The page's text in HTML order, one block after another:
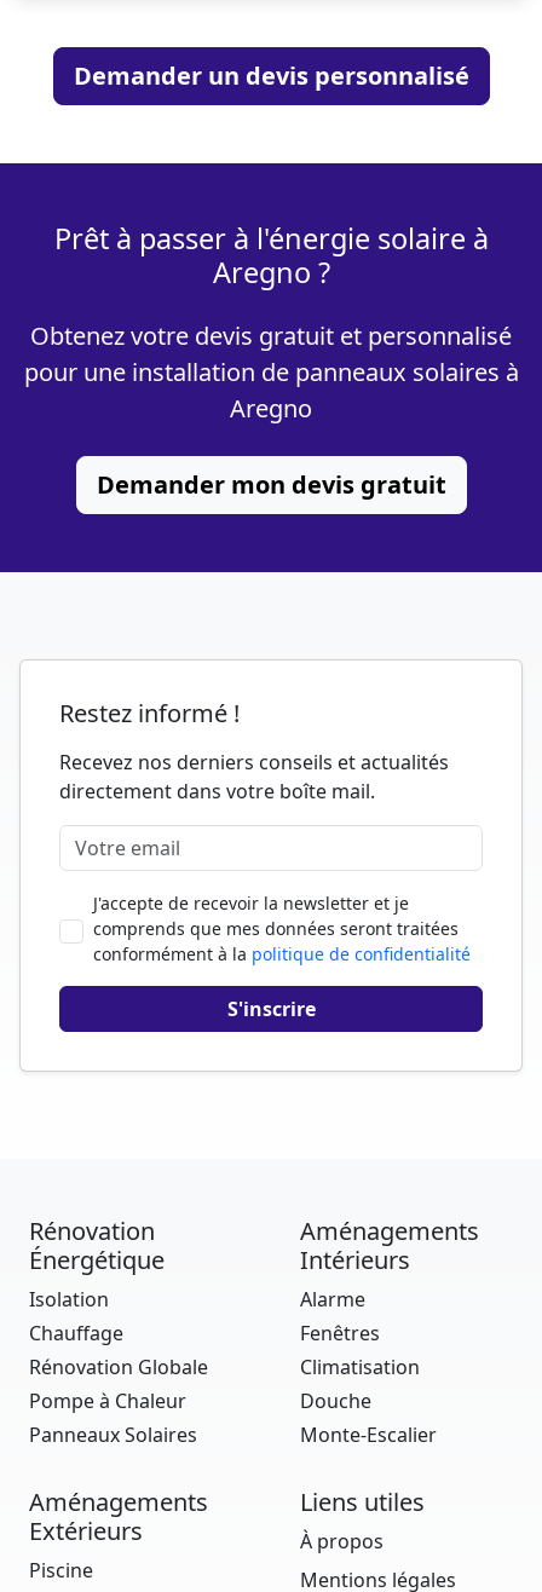
Demander un devis personnalisé
Prêt à passer à l'énergie solaire à
Aregno ?
Obtenez votre devis gratuit et personnalisé
pour une installation de panneaux solaires à
Aregno
Demander mon devis gratuit
Restez informé !
Recevez nos derniers conseils et actualités
directement dans votre boîte mail.
J'accepte de recevoir la newsletter et je
comprends que mes données seront traitées
conformément à la politique de confidentialité
Rénovation
Énergétique
Isolation
Chauffage
Rénovation Globale
Pompe à Chaleur
Panneaux Solaires
Aménagements
Intérieurs
Alarme
Fenêtres
Climatisation
Douche
Monte-Escalier
Aménagements
Extérieurs
Piscine
Liens utiles
À propos
Mentions légales